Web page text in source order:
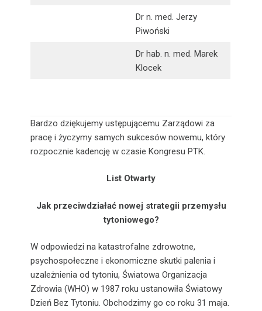
Dr n. med. Jerzy
Piwoński
Dr hab. n. med. Marek
Klocek
Bardzo dziękujemy ustępującemu Zarządowi za
pracę i życzymy samych sukcesów nowemu, który
rozpocznie kadencję w czasie Kongresu PTK.
List Otwarty
Jak przeciwdziałać nowej strategii przemysłu
tytoniowego?
W odpowiedzi na katastrofalne zdrowotne,
psychospołeczne i ekonomiczne skutki palenia i
uzależnienia od tytoniu, Światowa Organizacja
Zdrowia (WHO) w 1987 roku ustanowiła Światowy
Dzień Bez Tytoniu. Obchodzimy go co roku 31 maja.